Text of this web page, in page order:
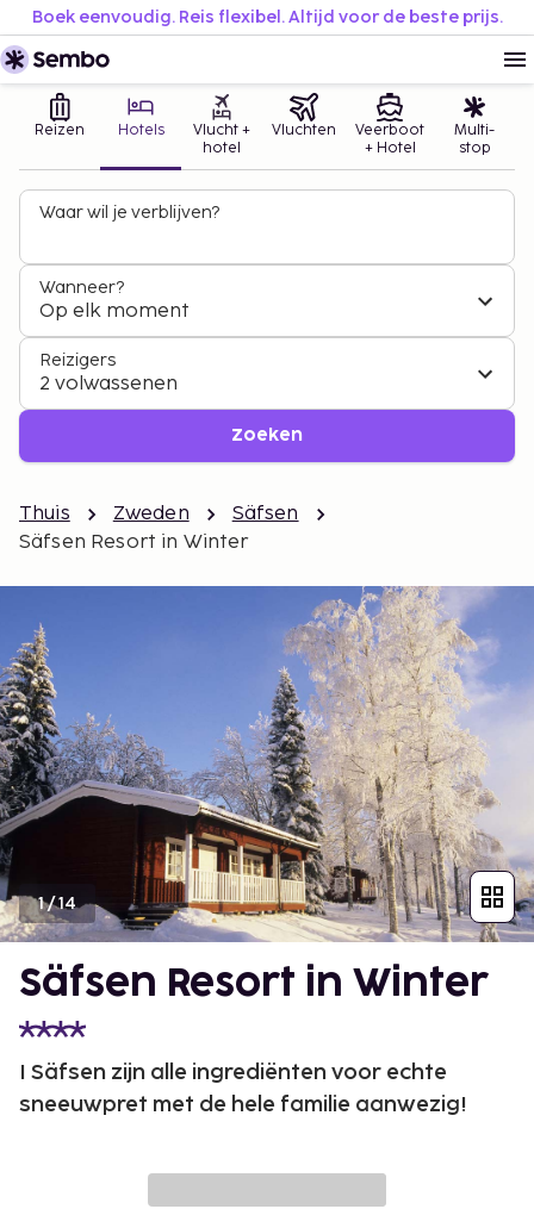
Boek eenvoudig. Reis flexibel. Altijd voor de beste prijs.
Reizen Hotels
Vlucht +
hotel
Vluchten
Veerboot
+ Hotel
Multi-
stop
Waar wil je verblijven?
Wanneer?
Op elk moment
Reizigers
2 volwassenen
Zoeken
Thuis Zweden
Säfsen
Säfsen Resort in Winter
1/14
Säfsen Resort in Winter
I Säfsen zijn alle ingrediënten voor echte
sneeuwpret met de hele familie aanwezig!